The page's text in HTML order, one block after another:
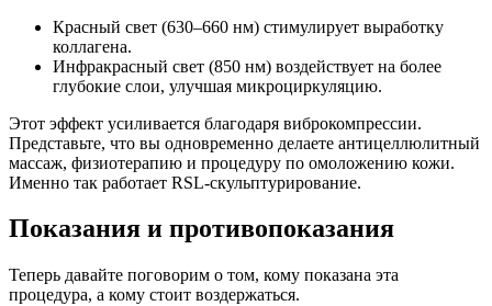
Красный свет (630–660 нм) стимулирует выработку
коллагена.
Инфракрасный свет (850 нм) воздействует на более
глубокие слои, улучшая микроциркуляцию.
Этот эффект усиливается благодаря виброкомпрессии.
Представьте, что вы одновременно делаете антицеллюлитный
массаж, физиотерапию и процедуру по омоложению кожи.
Именно так работает RSL-скульптурирование.
Показания и противопоказания
Теперь давайте поговорим о том, кому показана эта
процедура, а кому стоит воздержаться.